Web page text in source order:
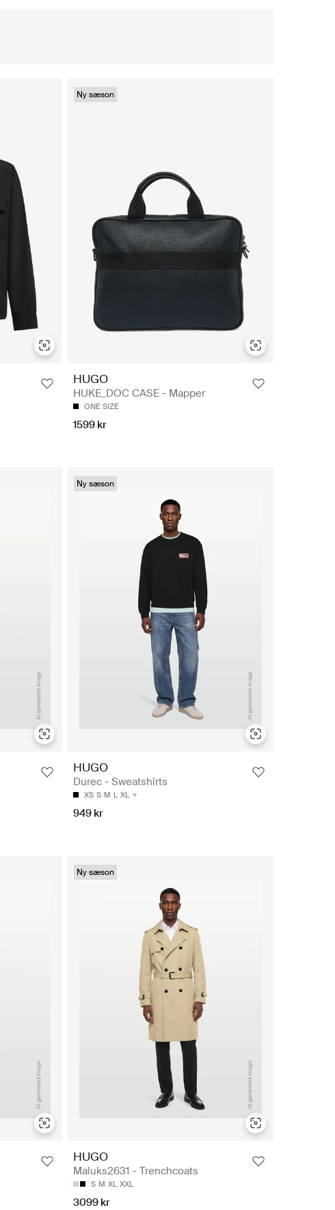
Ny sæson
HUGO
HUKE_DOC CASE - Mapper
ONE SIZE
1599 kr
Ny sæson
HUGO
Durec - Sweatshirts
XS S M L XL
949 kr
Ny sæson
HUGO
Maluks2631 - Trenchcoats
S M XL XXL
3099 kr